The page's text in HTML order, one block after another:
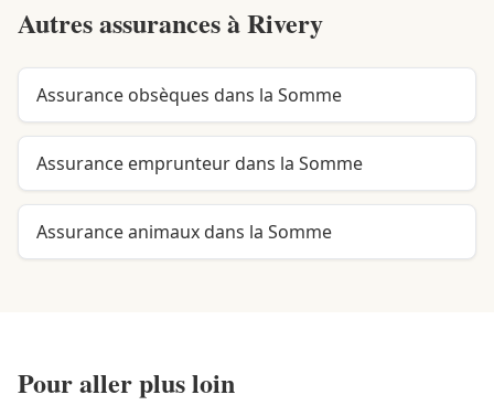
Autres assurances àRivery
Assurance obsèques dans la Somme
Assurance emprunteur dans la Somme
Assurance animaux dans la Somme
Pour aller plus loin